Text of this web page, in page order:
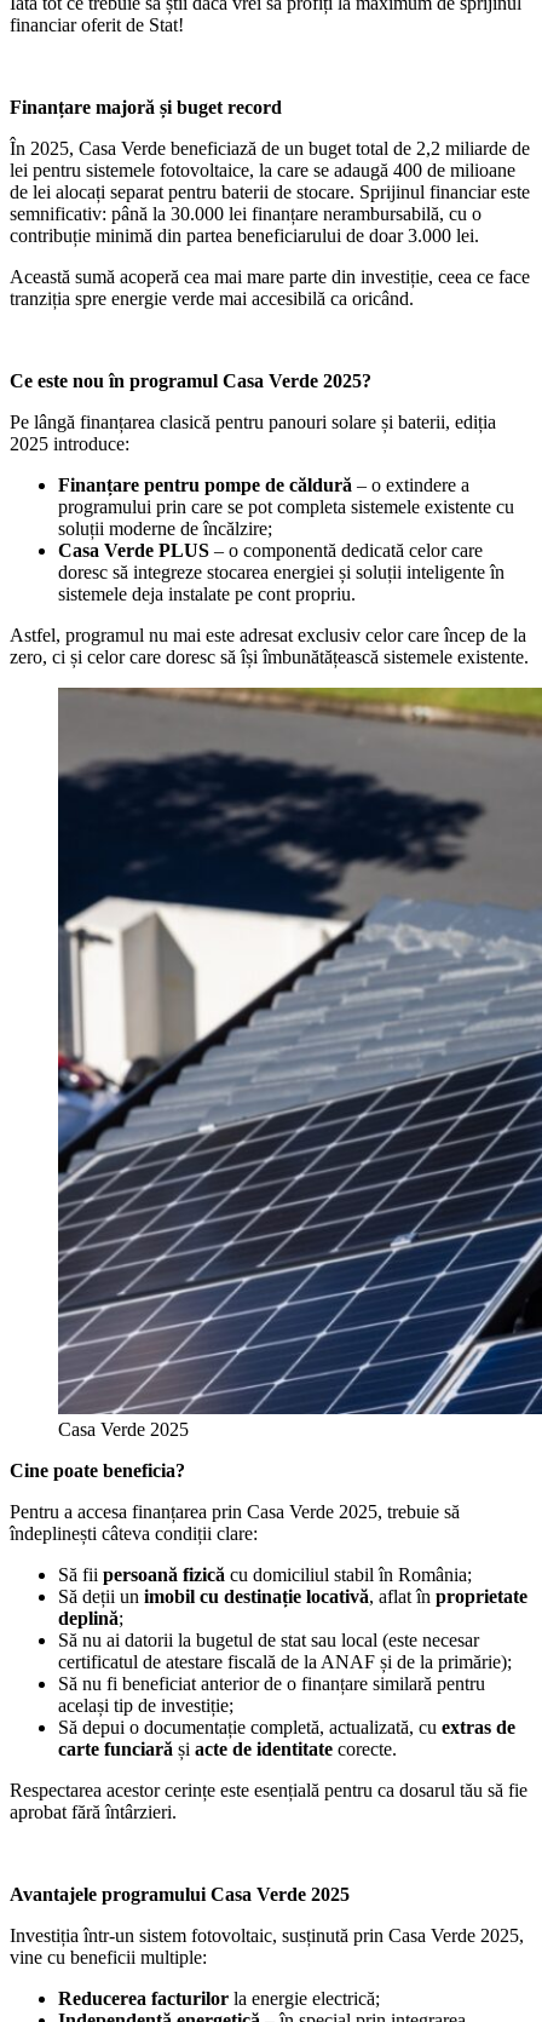
financiar oferit de Stat!
Finanțare majoră și buget record
În 2025, Casa Verde beneficiază de un buget total de 2,2 miliarde de
lei pentru sistemele fotovoltaice, la care se adaugă 400 de milioane
de lei alocați separat pentru baterii de stocare. Sprijinul financiar este
semnificativ: până la 30.000 lei finanțare nerambursabilă, cu o
contribuție minimă din partea beneficiarului de doar 3.000 lei.
Această sumă acoperă cea mai mare parte din investiție, ceea ce face
tranziția spre energie verde mai accesibilă ca oricând.
Ce este nou în programul Casa Verde 2025?
Pe lângă finanțarea clasică pentru panouri solare și baterii, ediția
2025 introduce:
Finanțare pentru pompe de căldură – o extindere a
programului prin care se pot completa sistemele existente cu
soluții moderne de încălzire;
Casa Verde PLUS – o componentă dedicată celor care
doresc să integreze stocarea energiei și soluții inteligente în
sistemele deja instalate pe cont propriu.
Astfel, programul nu mai este adresat exclusiv celor care încep de la
zero, ci și celor care doresc să își îmbunătățească sistemele existente.
Casa Verde 2025
Cine poate beneficia?
Pentru a accesa finanțarea prin Casa Verde 2025, trebuie să
îndeplinești câteva condiții clare:
Să fii persoană fizică cu domiciliul stabil în România;
Să deții un imobil cu destinație locativă, aflat în proprietate
deplină;
Să nu ai datorii la bugetul de stat sau local (este necesar
certificatul de atestare fiscală de la ANAF și de la primărie);
Să nu fi beneficiat anterior de o finanțare similară pentru
același tip de investiție;
Să depui o documentație completă, actualizată, cu extras de
carte funciară și acte de identitate corecte.
Respectarea acestor cerințe este esențială pentru ca dosarul tău să fie
aprobat fără întârzieri.
Avantajele programului Casa Verde 2025
Investiția într-un sistem fotovoltaic, susținută prin Casa Verde 2025,
vine cu beneficii multiple:
Reducerea facturilor la energie electrică;